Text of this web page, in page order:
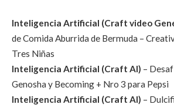
Inteligencia Artificial (Craft video
de Comida Aburrida de Bermuda –
Tres Niñas
Inteligencia Artificial (Craft AI) –
Genosha y Becoming + Nro 3 para Pepsi
Inteligencia Artificial (Craft AI) –